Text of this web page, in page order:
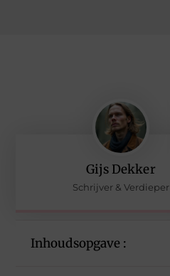
Gijs Dekker
Schrijver & Verdieper
Inhoudsopgave :